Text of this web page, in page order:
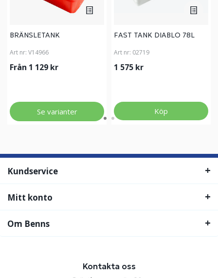
BRÄNSLETANK
Art nr: V14966
Från 1 129 kr
Se varianter
FAST TANK DIABLO 78L
Art nr: 02719
1 575 kr
Köp
Kundservice
Mitt konto
Om Benns
Kontakta oss